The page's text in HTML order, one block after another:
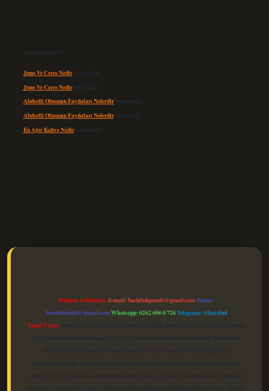
Son yorumlar
Juno Ve Ceres Nediriçin admin
Juno Ve Ceres Nediriçin Altan
Abdestli Olmanın Faydaları Nelerdiriçin admin
Abdestli Olmanın Faydaları Nelerdiriçin Alper
En Ağır Kahve Nediriçin admin
Reklam ve İletişim:E-mail:backlinkpaneli@gmail.comTeams:
forumhizmeti@gmail.comWhatsapp: 0262 606 0 726Telegram: @karabul
Yasal Uyarı: